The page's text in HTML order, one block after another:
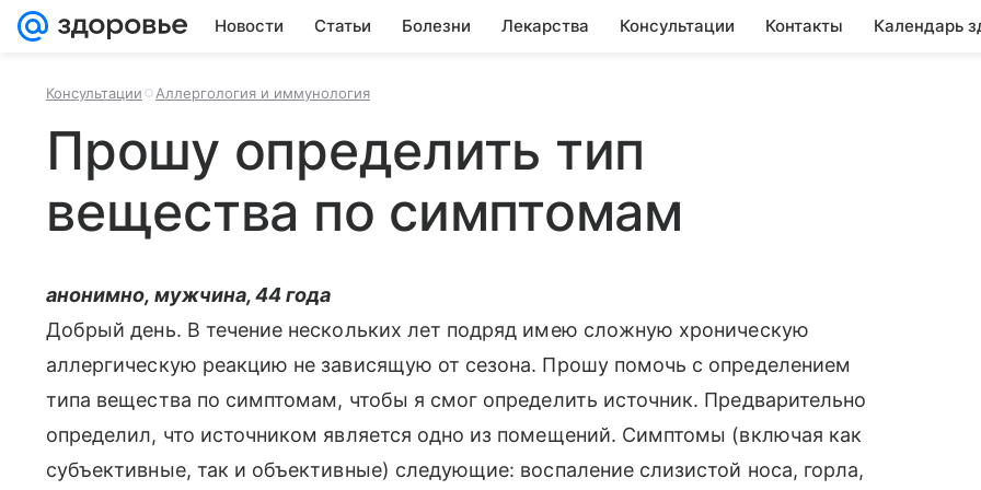
Новости Статьи Болезни Лекарства Консультации Контакты Календарь
Консультации Аллергология и иммунология
Прошу определить тип
вещества по симптомам
анонимно, мужчина, 44 года
Добрый день. В течение нескольких лет подряд имею сложную хроническую
аллергическую реакцию не зависящую от сезона. Прошу помочь с определением
типа вещества по симптомам, чтобы я смог определить источник. Предварительно
определил, что источником является одно из помещений. Симптомы (включая как
субъективные, так и объективные) следующие: воспаление слизистой носа, горла,